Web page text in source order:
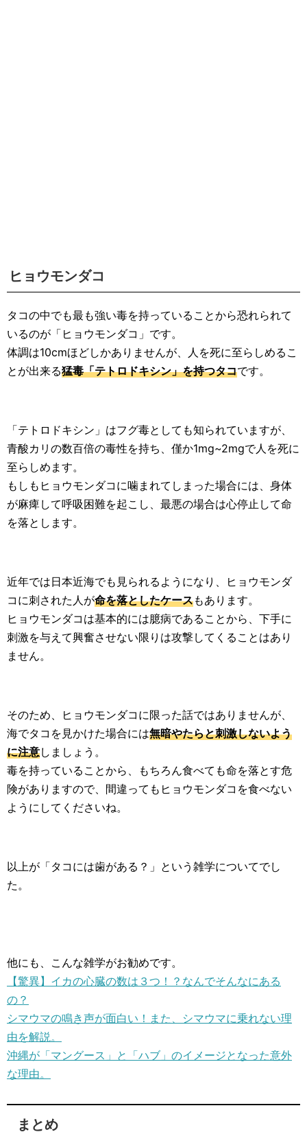
ヒョウモンダコ
タコの中でも最も強い毒を持っていることから恐れられて
いるのが「ヒョウモンダコ」です。
体調は10cmほどしかありませんが、人を死に至らしめるこ
とが出来る猛毒「テトロドキシン」を持つタコです。
「テトロドキシン」はフグ毒としても知られていますが、
青酸カリの数百倍の毒性を持ち、僅か1mg~2mgで人を死に
至らしめます。
もしもヒョウモンダコに噛まれてしまった場合には、身体
が麻痺して呼吸困難を起こし、最悪の場合は心停止して命
を落とします。
近年では日本近海でも見られるようになり、ヒョウモンダ
コに刺された人が命を落としたケースもあります。
ヒョウモンダコは基本的には臆病であることから、下手に
刺激を与えて興奮させない限りは攻撃してくることはあり
ません。
そのため、ヒョウモンダコに限った話ではありませんが、
海でタコを見かけた場合には無暗やたらと刺激しないよう
に注意しましょう。
毒を持っていることから、もちろん食べても命を落とす危
険がありますので、間違ってもヒョウモンダコを食べない
ようにしてくださいね。
以上が「タコには歯がある？」という雑学についてでし
た。
他にも、こんな雑学がお勧めです。
【驚異】イカの心臓の数は３つ！？なんでそんなにある
の？
シマウマの鳴き声が面白い！また、シマウマに乗れない理
由を解説。
沖縄が「マングース」と「ハブ」のイメージとなった意外
な理由。
まとめ